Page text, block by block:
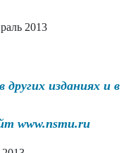
2013
изданиях и в
www.nsmu.ru